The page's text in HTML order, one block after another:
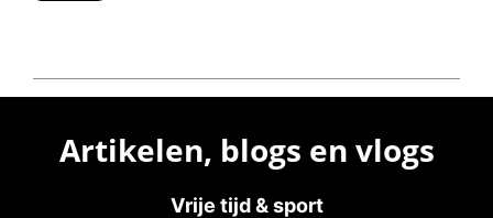
Artikelen, blogs en vlogs
Vrije tijd & sport